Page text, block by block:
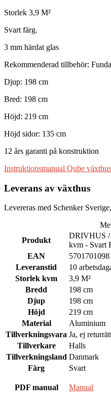
Storlek 3,9 M²
Svart färg.
3 mm härdat glas
Rekommenderad tillbehör:
Djup: 198 cm
Bred: 198 cm
Höjd: 219 cm
Höjd sidor: 135 cm
12 års garanti på konstruktion
Instruktionsmanual Qube växthus
Leverans av växthus
Levereras med Schenker
Produkt
DRIVHUS
kvm - Svart
EAN
Leveranstid
10
Storlek kvm
3,9 M²
Bredd
198 cm
Djup
198 cm
Höjd
219 cm
Material
Aluminium
Tillverkningsvara Ja, ej
Tillverkare
Halls
Tillverkningsland Danmark
Färg
Svart
PDF manual Manual